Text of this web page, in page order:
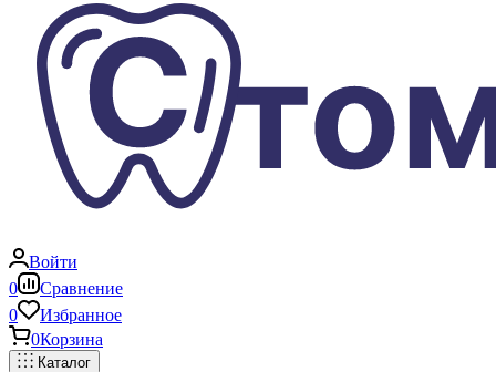
Войти
0
Сравнение
0
Избранное
0Корзина
Каталог